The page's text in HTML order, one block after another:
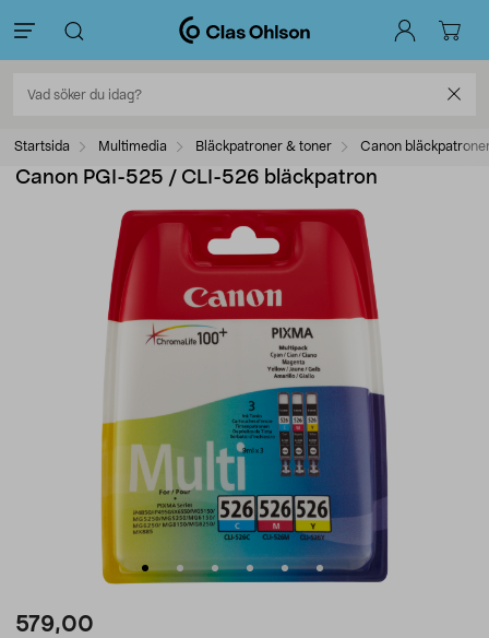
Startsida Multimedia Bläckpatroner & toner Canon
Canon PGI-525 / CLI-526 bläckpatron
579,00